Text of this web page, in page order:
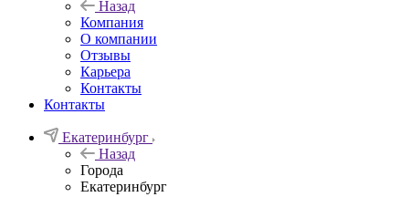
Назад
Компания
О компании
Отзывы
Карьера
Контакты
Контакты
Екатеринбург
Назад
Города
Екатеринбург